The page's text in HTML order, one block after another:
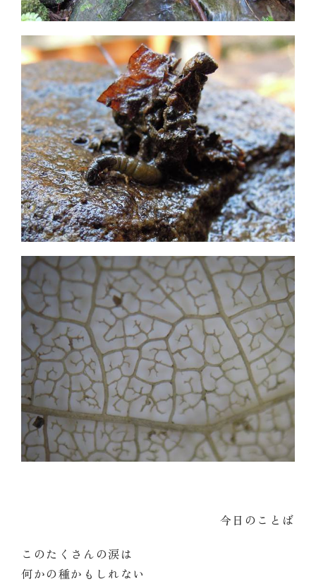
今日のことば
このたくさんの涙は
何かの種かもしれない